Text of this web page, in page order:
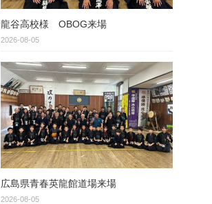
龍谷高校様 OBOG来場
2026-08-05
広島県青春英龍館道場来場
2026-08-05